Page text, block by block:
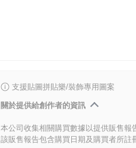
支援貼圖拼貼樂/裝飾專用圖案
關於提供給創作者的資訊
本公司收集相關購買數據以提供販售報
該販售報告包含購買日期及購買者所註